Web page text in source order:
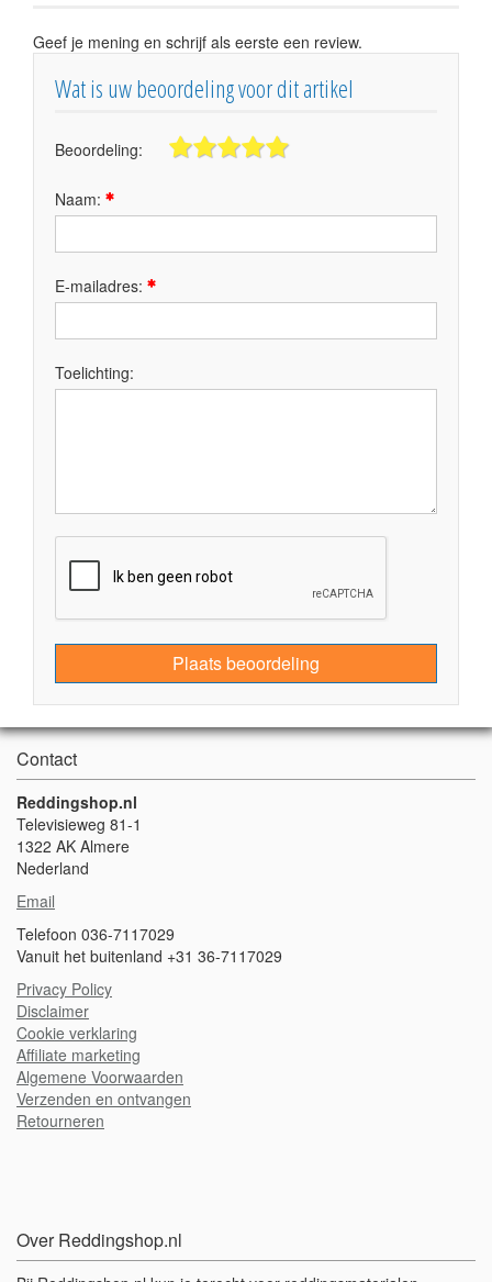
Geef je mening en schrijf als eerste een review.
Wat is uw beoordeling voor dit artikel
Beoordeling:
Naam:
E-mailadres:
Toelichting:
Plaats beoordeling
Contact
Reddingshop.nl
Televisieweg 81-1
1322 AK Almere
Nederland
Email
Telefoon 036-7117029
Vanuit het buitenland +31 36-7117029
Privacy Policy
Disclaimer
Cookie verklaring
Affiliate marketing
Algemene Voorwaarden
Verzenden en ontvangen
Retourneren
Over Reddingshop.nl